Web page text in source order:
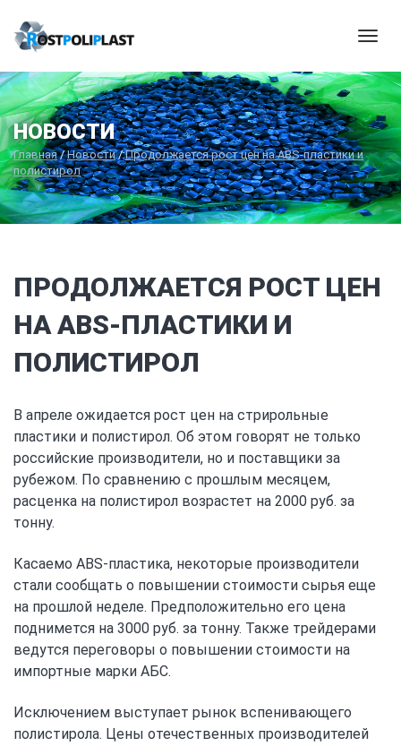
НОВОСТИ
Главная/Новости/Продолжается рост цен на ABS-пластики и
полистирол
ПРОДОЛЖАЕТСЯ РОСТ ЦЕН
НА ABS-ПЛАСТИКИ И
ПОЛИСТИРОЛ
В апреле ожидается рост цен на стрирольные
пластики и полистирол. Об этом говорят не только
российские производители, но и поставщики за
рубежом. По сравнению с прошлым месяцем,
расценка на полистирол возрастет на 2000 руб. за
тонну.
Касаемо ABS-пластика, некоторые производители
стали сообщать о повышении стоимости сырья еще
на прошлой неделе. Предположительно его цена
поднимется на 3000 руб. за тонну. Также трейдерами
ведутся переговоры о повышении стоимости на
импортные марки АБС.
Исключением выступает рынок вспенивающего
полистирола. Цены отечественных производителей